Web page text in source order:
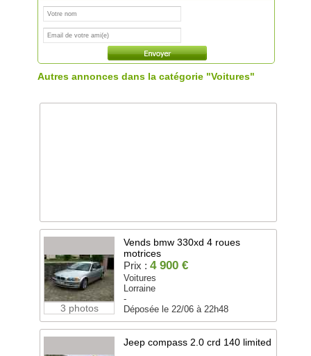
Autres annonces dans la catégorie "Voitures"
3 photos
Vends bmw 330xd 4 roues
motrices
Prix : 4 900 €
Voitures
Lorraine
-
Déposée le 22/06 à 22h48
Jeep compass 2.0 crd 140 limited